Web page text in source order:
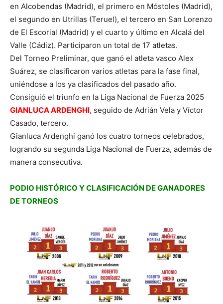
en Alcobendas (Madrid), el primero en Móstoles (Madrid),
el segundo en Utrillas (Teruel), el tercero en San Lorenzo
de El Escorial (Madrid) y el cuarto y último en Alcalá del
Valle (Cádiz). Participaron un total de 17 atletas.
Del Torneo Preliminar, que ganó el atleta vasco Alex
Suárez, se clasificaron varios atletas para la fase final,
uniéndose a los ya clasificados del pasado año.
Consiguió el triunfo en la Liga Nacional de Fuerza 2025
GIANLUCA ARDENGHI, seguido de Adrián Vela y Víctor
Casado, tercero.
Gianluca Ardenghi ganó los cuatro torneos celebrados,
logrando su segunda Liga Nacional de Fuerza, además de
manera consecutiva.
PODIO HISTÓRICO Y CLASIFICACIÓN DE GANADORES
DE TORNEOS